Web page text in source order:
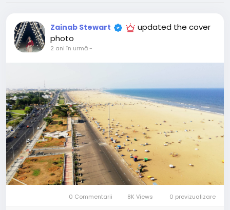
Zainab Stewart
updated the cover
photo
2 ani în urmă-
0 Commentarii 8K Views 0 previzualizare